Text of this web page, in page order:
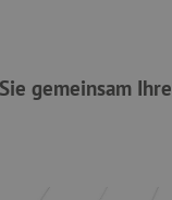
gemeinsam Ihre